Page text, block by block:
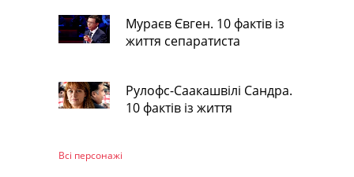
Мураєв Євген. 10 фактів із
життя сепаратиста
Рулофс-Саакашвілі Сандра.
10 фактів із життя
Всі персонажi